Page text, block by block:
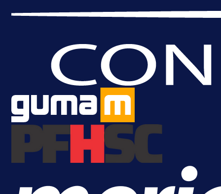
A Selekcija
Brat Kerima Alajbegovića pozvan
reprezentaciju Njemačke!
1 dan 19 h
Više vijesti